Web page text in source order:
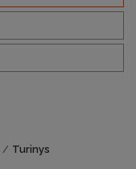
/ Turinys